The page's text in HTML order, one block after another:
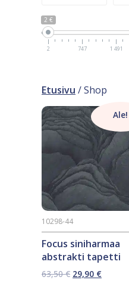
2 €
2 747 1 491
Etusivu / Shop
Ale!
Focus siniharmaa
abstrakti tapetti
10298-44
63,50€ Alkuperäinen
29,90 €